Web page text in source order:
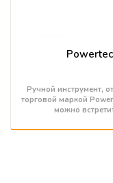
Powertec
Ручной инструмент,
торговой маркой
можно